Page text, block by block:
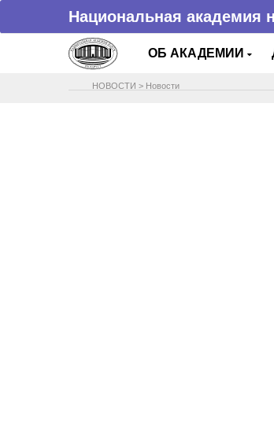
Национальная академия
ОБ АКАДЕМИИ
НОВОСТИ > Новости